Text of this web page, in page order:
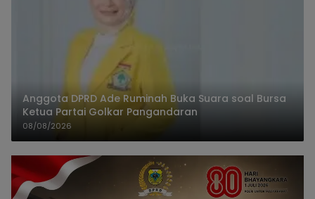
Anggota DPRD Ade Ruminah Buka Suara soal Bursa
Ketua Partai Golkar Pangandaran
08/08/2026